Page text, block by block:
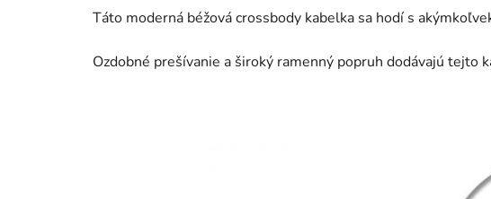
Táto moderná béžová crossbody kabelka sa hodí s
Ozdobné prešívanie a široký ramenný popruh dodávajú tejto